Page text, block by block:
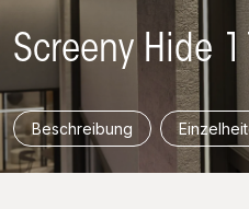
Screeny Hide
Beschreibung